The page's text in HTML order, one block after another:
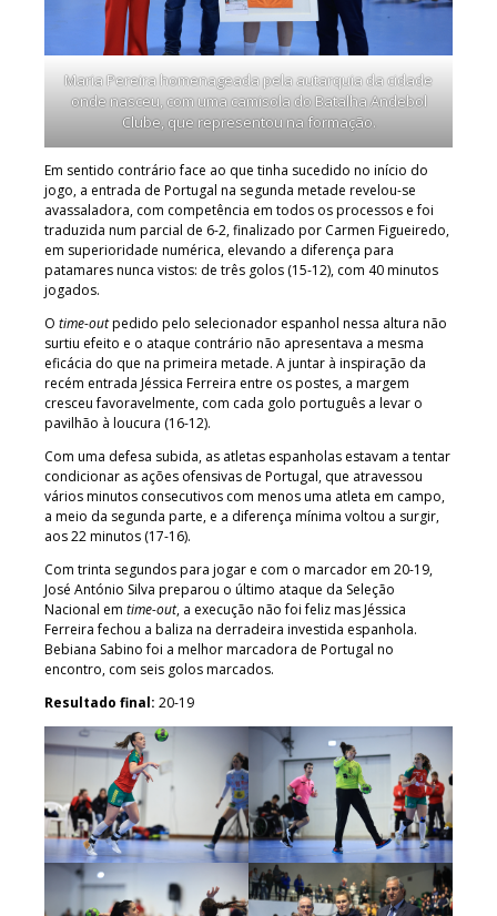
Maria Pereira homenageada pela autarquia da cidade
onde nasceu, com uma camisola do Batalha Andebol
Clube, que representou na formação.
Em sentido contrário face ao que tinha sucedido no início do
jogo, a entrada de Portugal na segunda metade revelou-se
avassaladora, com competência em todos os processos e foi
traduzida num parcial de 6-2, finalizado por Carmen Figueiredo,
em superioridade numérica, elevando a diferença para
patamares nunca vistos: de três golos (15-12), com 40 minutos
jogados.
O time-outpedido pelo selecionador espanhol nessa altura não
surtiu efeito e o ataque contrário não apresentava a mesma
eficácia do que na primeira metade. A juntar à inspiração da
recém entrada Jéssica Ferreira entre os postes, a margem
cresceu favoravelmente, com cada golo português a levar o
pavilhão à loucura (16-12).
Com uma defesa subida, as atletas espanholas estavam a tentar
condicionar as ações ofensivas de Portugal, que atravessou
vários minutos consecutivos com menos uma atleta em campo,
a meio da segunda parte, e a diferença mínima voltou a surgir,
aos 22 minutos (17-16).
Com trinta segundos para jogar e com o marcador em 20-19,
José António Silva preparou o último ataque da Seleção
Nacional em time-out, a execução não foi feliz mas Jéssica
Ferreira fechou a baliza na derradeira investida espanhola.
Bebiana Sabino foi a melhor marcadora de Portugal no
encontro, com seis golos marcados.
Resultado final: 20-19